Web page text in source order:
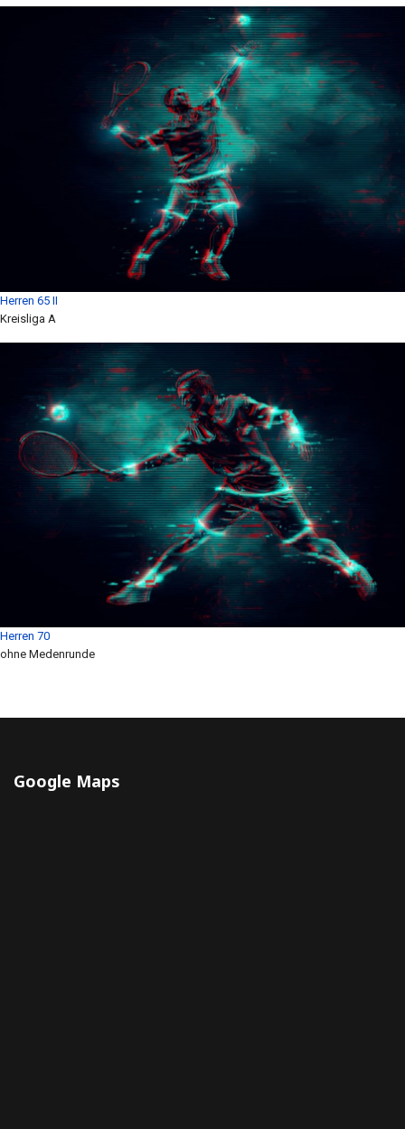
Herren 65 II
Kreisliga A
Herren 70
ohne Medenrunde
Google Maps